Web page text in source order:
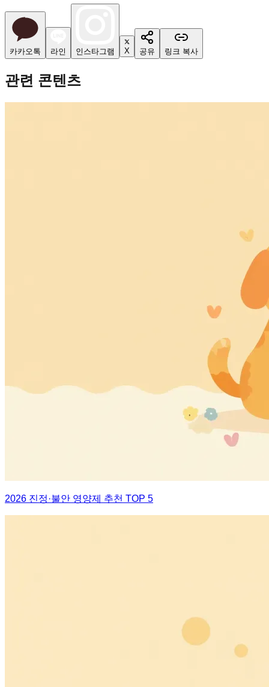
카카오톡 라인 인스타그램 X 공유 링크 복사
관련 콘텐츠
2026 진정·불안 영양제 추천 TOP 5